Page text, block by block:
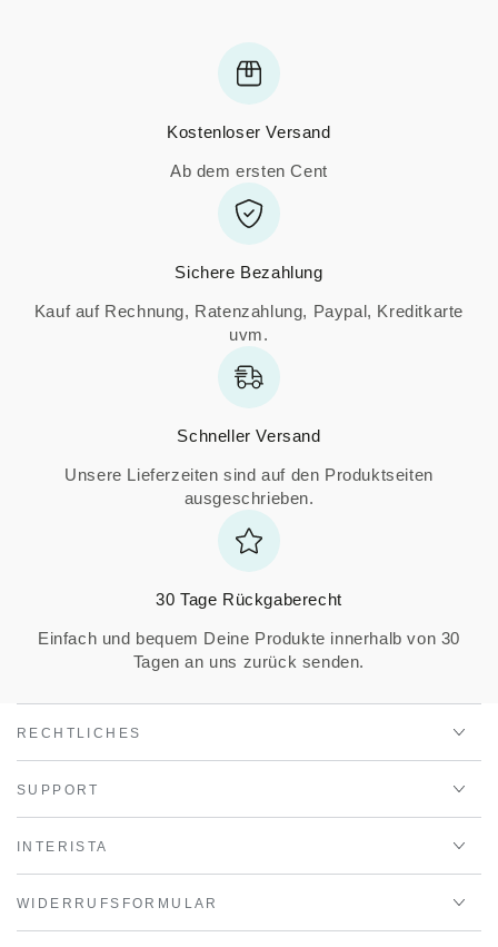
Kostenloser Versand
Ab dem ersten Cent
Sichere Bezahlung
Kauf auf Rechnung, Ratenzahlung, Paypal, Kreditkarte
uvm.
Schneller Versand
Unsere Lieferzeiten sind auf den Produktseiten
ausgeschrieben.
30 Tage Rückgaberecht
Einfach und bequem Deine Produkte innerhalb von 30
Tagen an uns zurück senden.
RECHTLICHES
SUPPORT
INTERISTA
WIDERRUFSFORMULAR